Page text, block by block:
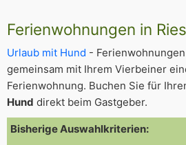
Ferienwohnungen in
Urlaub mit Hund -
gemeinsam mit Ihrem Vierbeiner
Ferienwohnung. Buchen Sie für
Hund direkt beim Gastgeber.
Bisherige Auswahlkriterien: